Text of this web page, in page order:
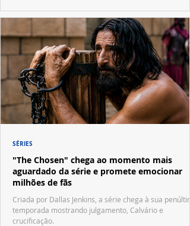
"The Chosen" chega ao momento mais
aguardado da série e promete emocionar
milhões de fãs
Criada por Dallas Jenkins, a série chega à sua
temporada mostrando julgamento, Calvário e
crucificação.
SÉRIES